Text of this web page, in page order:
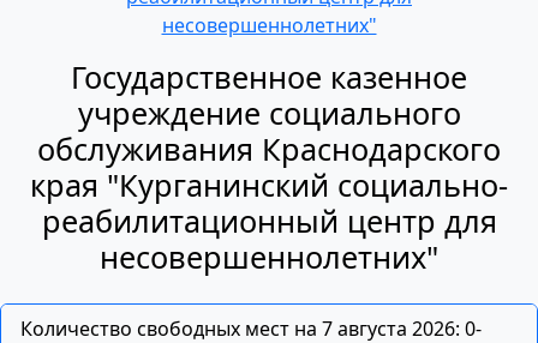
Государственное казенное
учреждение социального
обслуживания Краснодарского
края "Курганинский социально-
реабилитационный центр для
несовершеннолетних"
Количество свободных мест на 7 августа 2026: 0-